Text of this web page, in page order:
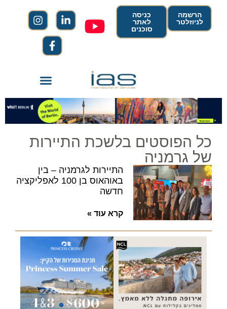
הרשמה
לניוזלטר
כניסה
לאתר
סוכנים
כל הפוסטים בלשכת התיירות
של גרמניה
התיירות לגרמניה – בין
באוהאוס בן 100 לאפליקציה
חדשה
קרא עוד »